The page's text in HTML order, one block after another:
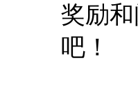
奖励
吧！